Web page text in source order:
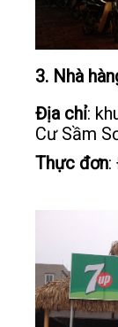
3. Nhà
Địa chỉ:
Cư Sầm
Thực đơn: